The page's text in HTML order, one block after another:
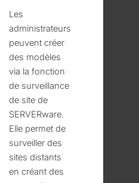
Les
administrateurs
peuvent créer
des modèles
via la fonction
de surveillance
de site de
SERVERware.
Elle permet de
surveiller des
sites distants
en créant des